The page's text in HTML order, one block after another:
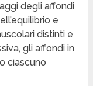
degli affondi
e
distinti e
gli affondi in
ciascuno